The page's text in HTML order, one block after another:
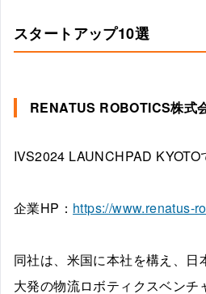
スタートアップ10選
RENATUS ROBOTICS株式
IVS2024 LAUNCHPAD KYOTO
企業HP： https://www.renatus-
同社は、米国に本社を構え、日
大発の物流ロボティクスベンチ